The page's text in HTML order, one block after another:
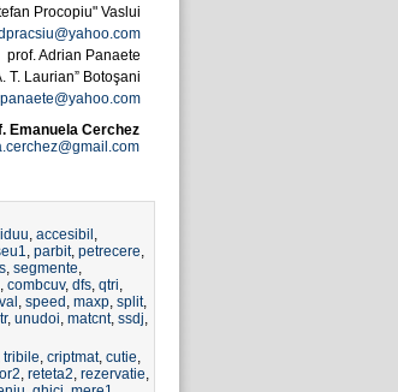
Procopiu" Vaslui
prof. Adrian Panaete
T. Laurian” Botoşani
Emanuela Cerchez
, accesibil ,
, parbit, petrecere,
, segmente,
, combcuv, dfs, qtri,
, speed , maxp, split,
, unudoi, matcnt, ssdj,
tribile, criptmat, cutie,
, reteta2, rezervatie,